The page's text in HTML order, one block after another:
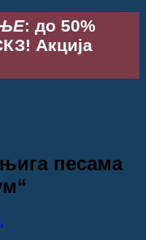
: до 50%
Акција
песама